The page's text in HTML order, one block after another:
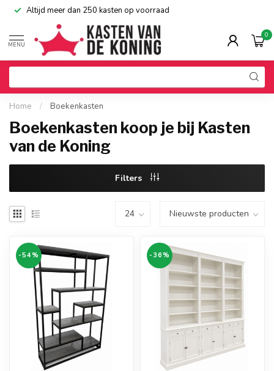
Altijd meer dan 250 kasten op voorraad
MENU
0
Home / Boekenkasten
Boekenkasten koop je bij Kasten
van de Koning
Filters
-54% -36%